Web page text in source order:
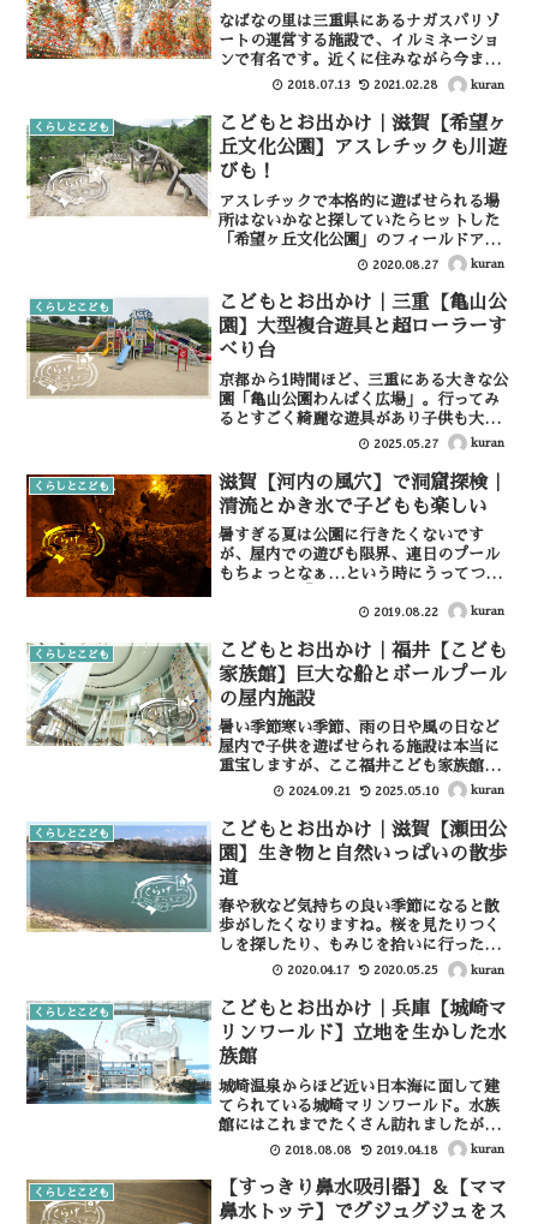
なばなの里は三重県にあるナガスパリゾ
ートの運営する施設で、イルミネーショ
ンで有名です。近くに住みながら今まで
行ったことがなく、子どもがキラキラ光
ることにしました。なばなの里について
は一切下調べせずに、イル...
2018.07.13 2021.02.28 kuran
くらしとこども
こどもとお出かけ｜滋賀【希望ヶ
丘文化公園】アスレチックも川遊
びも！
アスレチックで本格的に遊ばせられる場
所はないかなと探していたらヒットした
「希望ヶ丘文化公園」のフィールドアス
レチック。行ってみたらアスレチックは
素敵な公園でした。滋賀県希望ヶ丘文化
公園について住所：〒52...
2020.08.27 kuran
くらしとこども
こどもとお出かけ｜三重【亀山公
園】大型複合遊具と超ローラーす
べり台
京都から1時間ほど、三重にある大きな公
園「亀山公園わんぱく広場」。行ってみ
るとすごく綺麗な遊具があり子供も大満
足すぎて帰る時かなりゴネるほどの施設
場について亀山公園わんぱく広場は、亀
山市にある大きな公園の...
2025.05.27 kuran
くらしとこども
滋賀【河内の風穴】で洞窟探検｜
清流とかき氷で子どもも楽しい
暑すぎる夏は公園に行きたくないです
が、屋内での遊びも限界、連日のプール
もちょっとなぁ…という時にうってつけ
のでレビューしたいと思います。河内の
車場で営業されているかき氷...
2019.08.22 kuran
くらしとこども
こどもとお出かけ｜福井【こども
家族館】巨大な船とボールプール
の屋内施設
暑い季節寒い季節、雨の日や風の日など
屋内で子供を遊ばせられる施設は本当に
重宝しますが、ここ福井こども家族館
は、規模も大きく遊びも盛りだくさんな
も家族館についてこども家族館は、福井
県大飯郡おおい町成海にある...
2024.09.21 2025.05.10 kuran
くらしとこども
こどもとお出かけ｜滋賀【瀬田公
園】生き物と自然いっぱいの散歩
道
春や秋など気持ちの良い季節になると散
歩がしたくなりますね。桜を見たりつく
しを探したり、もみじを拾いに行ったり
というような当たり前のような事が最近
のんびりと自然を散策しながら、でも気
軽にアクセスできる公園「...
2020.04.17 2020.05.25 kuran
くらしとこども
こどもとお出かけ｜兵庫【城崎マ
リンワールド】立地を生かした水
族館
城崎温泉からほど近い日本海に面して建
てられている城崎マリンワールド。水族
館にはこれまでたくさん訪れましたが、
一番好きな水族館かもしれません。雰囲
距離感が近くとてもよかったです。まだ
行かれたことがないという...
2018.08.08 2019.04.18 kuran
くらしとこども
【すっきり鼻水吸引器】＆【ママ
鼻水トッテ】でグジュグジュをス